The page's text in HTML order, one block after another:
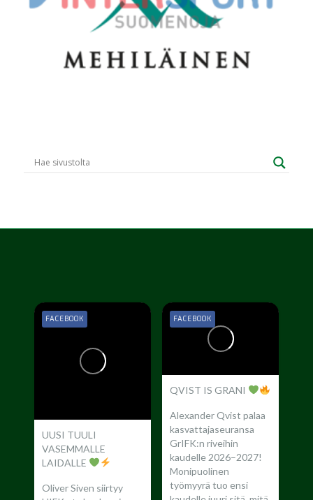
UUSI TUULI
VASEMMALLE
LAIDALLE
Oliver Siven siirtyy
FACEBOOK
QVIST IS GRANI
Alexander Qvist palaa
kasvattajaseuransa
GrIFK:n riveihin
kaudelle 2026–2027!
Monipuolinen
työmyyrä tuo ensi
FACEBOOK